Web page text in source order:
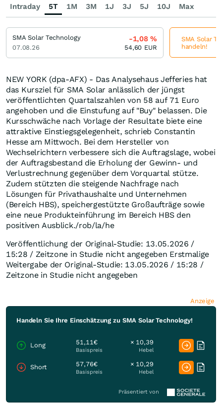
NEW YORK (dpa-AFX) - Das Analysehaus Jefferies hat
das Kursziel für SMA Solar anlässlich der jüngst
veröffentlichten Quartalszahlen von 58 auf 71 Euro
angehoben und die Einstufung auf "Buy" belassen. Die
Kursschwäche nach Vorlage der Resultate biete eine
attraktive Einstiegsgelegenheit, schrieb Constantin
Hesse am Mittwoch. Bei dem Hersteller von
Wechselrichtern verbessere sich die Auftragslage, wobei
der Auftragsbestand die Erholung der Gewinn- und
Verlustrechnung gegenüber dem Vorquartal stütze.
Zudem stützten die steigende Nachfrage nach
Lösungen für Privathaushalte und Unternehmen
(Bereich HBS), speichergestützte Großaufträge sowie
eine neue Produkteinführung im Bereich HBS den
positiven Ausblick./rob/la/he
Veröffentlichung der Original-Studie: 13.05.2026 /
15:28 / Zeitzone in Studie nicht angegeben Erstmalige
Weitergabe der Original-Studie: 13.05.2026 / 15:28 /
Zeitzone in Studie nicht angegeben
Anzeige
Handeln Sie Ihre Einschätzung zu SMA Solar Technology!
Long 51,11€
Basispreis
× 10,39
Hebel
Short 57,76€
Basispreis
× 10,29
Hebel
Präsentiert von
Intraday 5T 1M 3M 1J 3J 5J 10J Max
SMA Solar Technology
07.08.26
-1,08%
54,60 EUR
SMA Solar
handeln!